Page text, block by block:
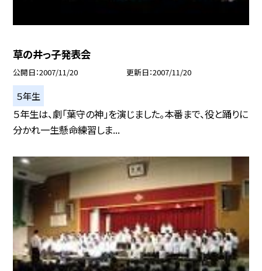
草の井っ子発表会
公開日 2007/11/20 更新日 2007/11/20
５年生
５年生は、劇「葉守の神」を演じました。本番まで、役と踊りに
分かれ一生懸命練習しま...